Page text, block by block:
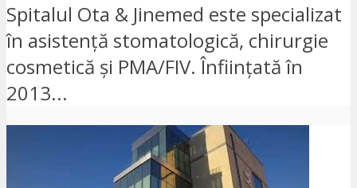
Spitalul Ota & Jinemed este specializat
în asistență stomatologică, chirurgie
cosmetică și PMA/FIV. Înființată în
2013...